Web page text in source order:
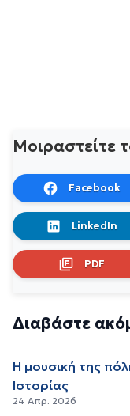
Μοιραστείτε
Facebook
LinkedIn
PDF
Διαβάστε
Η μουσική της
Ιστορίας
24 Απρ. 2026